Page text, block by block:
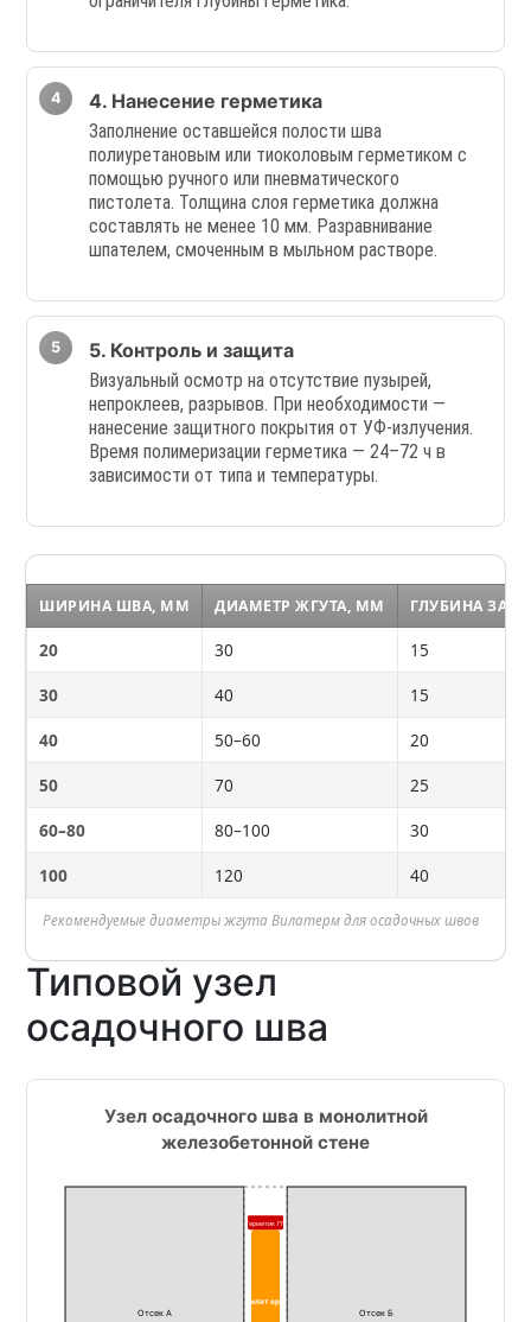
4. Нанесение герметика
Заполнение оставшейся полости шва
полиуретановым или тиоколовым герметиком с
помощью ручного или пневматического
пистолета. Толщина слоя герметика должна
составлять не менее 10 мм. Разравнивание
шпателем, смоченным в мыльном растворе.
5. Контроль и защита
Визуальный осмотр на отсутствие пузырей,
непроклеев, разрывов. При необходимости —
нанесение защитного покрытия от УФ-излучения.
Время полимеризации герметика — 24–72 ч в
зависимости от типа и температуры.
Рекомендуемые диаметры жгута Вилатерм для осадочных швов
ШИРИНА ШВА, ММ ДИАМЕТР ЖГУТА, ММ ГЛУБИНА
20 30
15
30
40
15
40
50–60
20
50
70
25
60–80
80–100
30
100
120 40
Типовой узел
осадочного шва
Узел осадочного шва в монолитной
железобетонной стене
Вилатерм
Герметик ПУ
Отсек А Отсек Б